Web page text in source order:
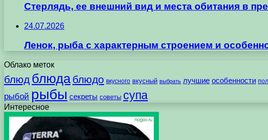
Стерлядь, ее внешний вид и места обитания в
24.07.2026
Ленок, рыба с характерным строением и
Облако меток
блюд блюда блюдо вкусного вкусный выбрать лучшие особенности
рыбой рыбы секреты советы супа
Интересное